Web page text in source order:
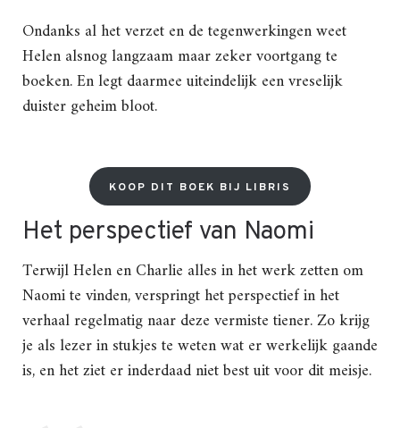
Ondanks al het verzet en de tegenwerkingen weet
Helen alsnog langzaam maar zeker voortgang te
boeken. En legt daarmee uiteindelijk een vreselijk
duister geheim bloot.
KOOP DIT BOEK BIJ LIBRIS
Het perspectief van Naomi
Terwijl Helen en Charlie alles in het werk zetten om
Naomi te vinden, verspringt het perspectief in het
verhaal regelmatig naar deze vermiste tiener. Zo krijg
je als lezer in stukjes te weten wat er werkelijk gaande
is, en het ziet er inderdaad niet best uit voor dit meisje.